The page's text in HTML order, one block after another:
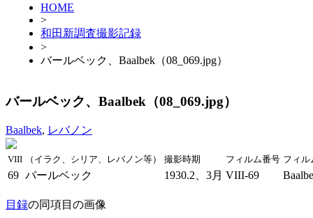
HOME
>
和田新調査撮影記録
>
バールベック、Baalbek（08_069.jpg）
バールベック、Baalbek（08_069.jpg）
Baalbek, レバノン
VIII （イラク、シリア、レバノン等） 撮影時期 フィルム番号 フィル
69 バールベック 1930.2、3月 VIII-69
目録の同項目の画像